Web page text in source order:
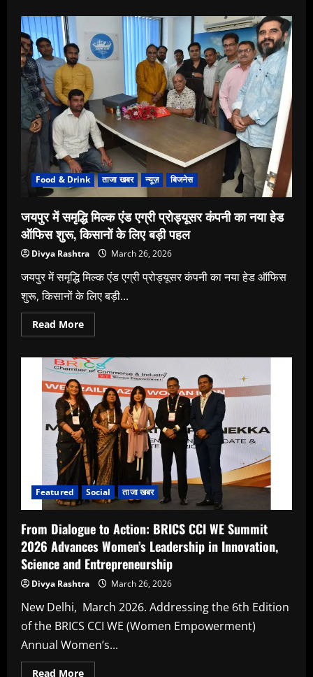
India
Launches
HERizons:
A
Community
of
Women
in
Motion
Redefining
the
Industry
Canvas
Food & Drink ताजा खबर न्यूज़ बिजनेस
जयपुर में समृद्धि मिल्क एंड एग्री प्रोड्यूसर कंपनी का नया हेड
ऑफिस शुरू, किसानों के लिए बड़ी पहल
Divya Rashtra March 26, 2026
जयपुर में समृद्धि मिल्क एंड एग्री प्रोड्यूसर कंपनी का नया हेड ऑफिस
शुरू, किसानों के लिए बड़ी...
Read MoreRead
more
में
समृद्धि
मिल्क
एंड
एग्री
प्रोड्यूसर
कंपनी
का
नया
हेड
ऑफिस
शुरू,
किसानों
के
लिए
बड़ी
Featured Social ताजा खबर
From Dialogue to Action: BRICS CCI WE Summit
2026 Advances Women’s Leadership in Innovation,
Science and Entrepreneurship
Divya Rashtra March 26, 2026
New Delhi, March 2026. Addressing the 6th Edition
of the BRICS CCI WE (Women Empowerment)
Annual Women’s...
Read MoreRead